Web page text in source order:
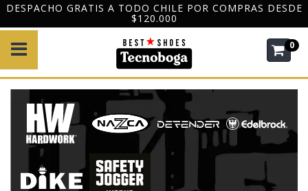
DESPACHO GRATIS A TODO CHILE POR COMPRAS DESDE
$120.000
0